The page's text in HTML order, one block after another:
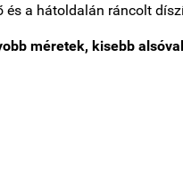
a hátoldalán ráncolt
méretek, kisebb